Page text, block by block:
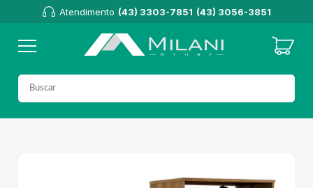
Atendimento (43) 3303-7851 (43) 3056-3851